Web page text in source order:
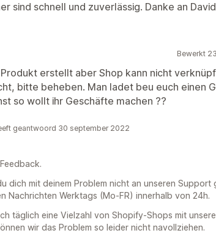
sind schnell und zuverlässig. Danke an
Bewerkt
erstellt aber Shop kann nicht
bitte beheben. Man ladet beu euch einen
so wollt ihr Geschäfte machen ??
geantwoord 30 september 2022
dich mit deinem Problem nicht an unseren Support
Nachrichten Werktags (Mo-FR) innerhalb von 24h.
täglich eine Vielzahl von Shopify-Shops mit
wir das Problem so leider nicht navollziehen.